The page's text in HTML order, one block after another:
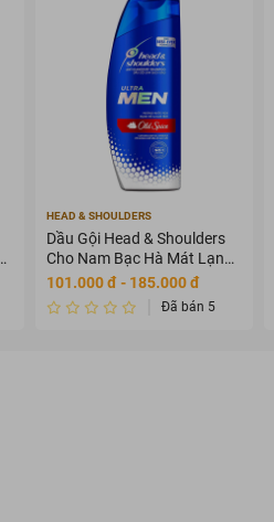
HEAD & SHOULDERS
Dầu Gội Head & Shoulders
Cho Nam Bạc Hà Mát Lạnh
650ml
101.000 đ - 185.000 đ
Đã bán 5